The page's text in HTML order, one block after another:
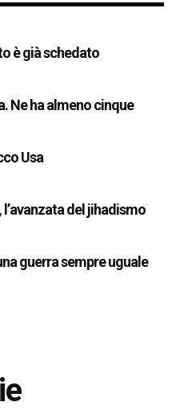
è già schedato
Ne ha almeno cinque
Usa
l’avanzata del jihadismo
guerra sempre uguale